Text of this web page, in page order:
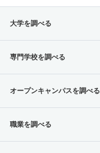
大学を調べる
専門学校を調べる
オープンキャンパスを調べる
職業を調べる